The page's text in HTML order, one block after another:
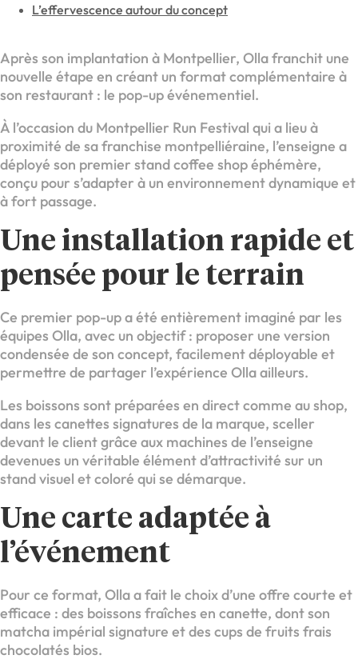
L’effervescence autour du concept
Après son implantation à Montpellier, Olla franchit une
nouvelle étape en créant un format complémentaire à
son restaurant : le pop-up événementiel.
À l’occasion du Montpellier Run Festival qui a lieu à
proximité de sa franchise montpelliéraine, l’enseigne a
déployé son premier stand coffee shop éphémère,
conçu pour s’adapter à un environnement dynamique et
à fort passage.
Une installation rapide et
pensée pour le terrain
Ce premier pop-up a été entièrement imaginé par les
équipes Olla, avec un objectif : proposer une version
condensée de son concept, facilement déployable et
permettre de partager l’expérience Olla ailleurs.
Les boissons sont préparées en direct comme au shop,
dans les canettes signatures de la marque, sceller
devant le client grâce aux machines de l’enseigne
devenues un véritable élément d’attractivité sur un
stand visuel et coloré qui se démarque.
Une carte adaptée à
l’événement
Pour ce format, Olla a fait le choix d’une offre courte et
efficace : des boissons fraîches en canette, dont son
matcha impérial signature et des cups de fruits frais
chocolatés bios.